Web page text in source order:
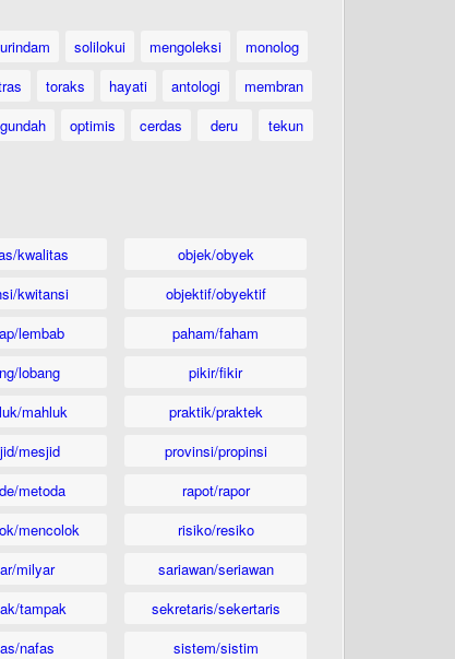
solilokui mengoleksi
monolog
toraks hayati antologi
membran
gundah optimis cerdas deru
tekun
kwalitas
kwitansi
lembab
lobang
mahluk
mesjid
metoda
mencolok
milyar
tampak
nafas
objek/obyek
objektif/obyektif
paham/faham
pikir/fikir
praktik/praktek
provinsi/propinsi
rapot/rapor
risiko/resiko
sariawan/seriawan
sekretaris/sekertaris
sistem/sistim